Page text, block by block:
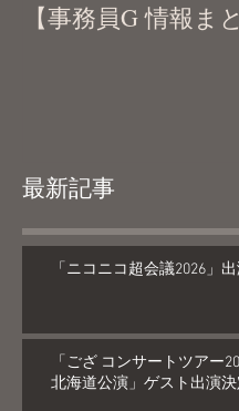
【事務員G 情報ま
最新記事
「ニコニコ超会議2026」
「ござ コンサートツアー
北海道公演」ゲスト出演決